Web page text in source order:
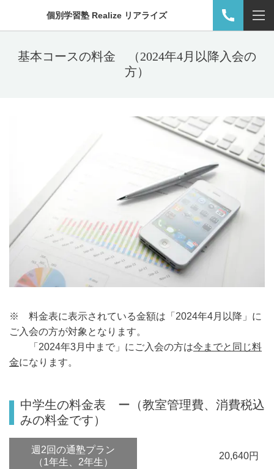
個別学習塾 Realize リアライズ
基本コースの料金 （2024年4月以降入会の
方）
※ 料金表に表示されている金額は「2024年4月以降」に
ご入会の方が対象となります。
「2024年3月中まで」にご入会の方は今までと同じ料
金になります。
中学生の料金表 ー（教室管理費、消費税込
みの料金です）
週2回の通塾プラン
（1年生、2年生）
20,640円